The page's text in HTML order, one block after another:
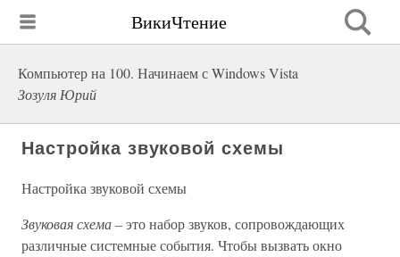
ВикиЧтение
Компьютер на 100. Начинаем с Windows Vista
Зозуля Юрий
Настройка звуковой схемы
Настройка звуковой схемы
Звуковая схема –это набор звуков, сопровождающих
различные системные события. Чтобы вызвать окно